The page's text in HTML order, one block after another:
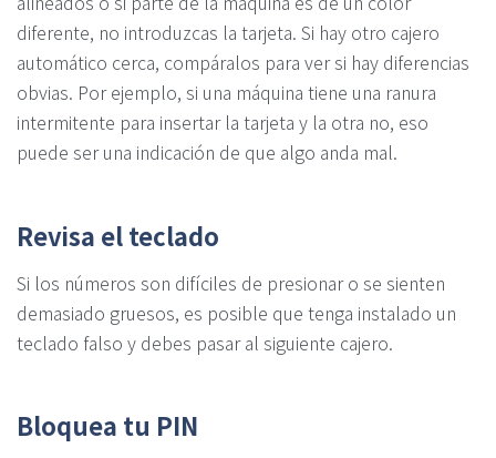
diferente, no introduzcas la tarjeta. Si hay otro cajero
automático cerca, compáralos para ver si hay diferencias
obvias. Por ejemplo, si una máquina tiene una ranura
intermitente para insertar la tarjeta y la otra no, eso
puede ser una indicación de que algo anda mal.
Revisa el teclado
Si los números son difíciles de presionar o se sienten
demasiado gruesos, es posible que tenga instalado un
teclado falso y debes pasar al siguiente cajero.
Bloquea tu PIN